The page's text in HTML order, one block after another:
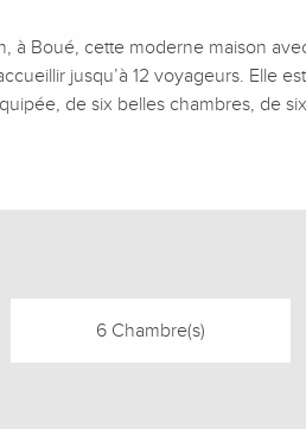
à Boué, cette moderne maison
jusqu’à 12 voyageurs. Elle
de six belles chambres, de
6 Chambre(s)